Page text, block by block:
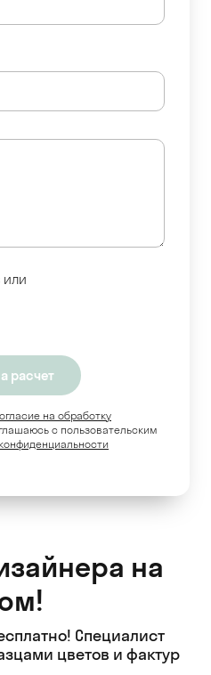
или
на обработку
c пользовательским
на
Специалист
цветов и фактур